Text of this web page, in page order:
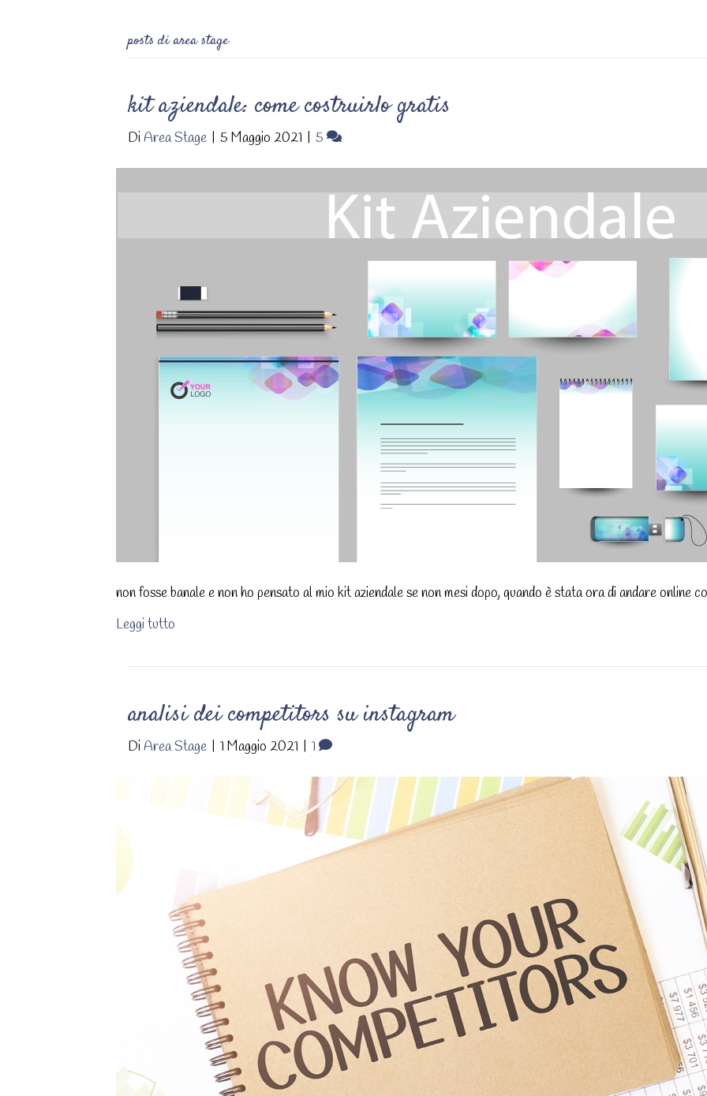
posts di area stage
kit aziendale: come costruirlo gratis
Di Area Stage | 5 Maggio 2021 | 5
non fosse banale e non ho pensato al mio kit aziendale se non mesi dopo, quando è stata ora di andare online
Leggi tutto
analisi dei competitors su instagram
Di Area Stage | 1 Maggio 2021 | 1